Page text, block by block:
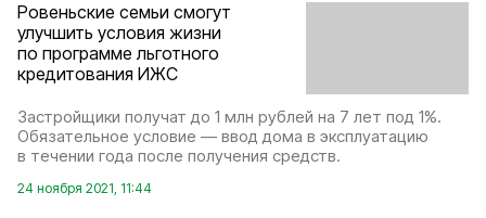
Ровеньские семьи смогут
улучшить условия жизни
по программе льготного
кредитования ИЖС
Застройщики получат до 1 млн рублей на 7 лет под 1%.
Обязательное условие — ввод дома в эксплуатацию
в течении года после получения средств.
24 ноября 2021, 11:44